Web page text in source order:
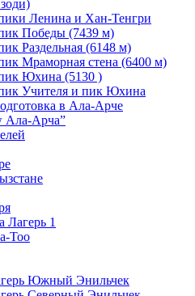
Ленина и Хан-Тенгри
Победы (7439 м)
Раздельная (6148 м)
Мраморная стена (6400 м)
Юхина (5130 )
Учителя и пик Юхина
в Ала-Арче
Ала-Арча”
1
Тоо
Южный Энильчек